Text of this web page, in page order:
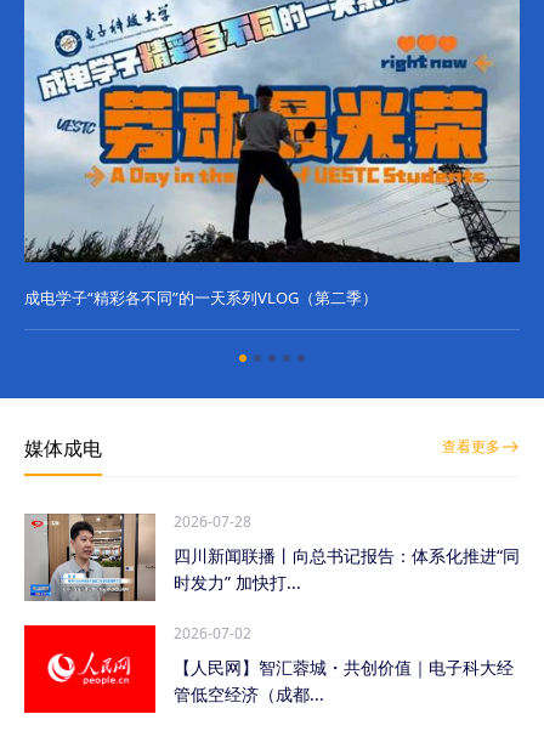
成电学子“精彩各不同”的一天系列VLOG（第二季）
媒体成电 查看更多
2026-07-28
四川新闻联播丨向总书记报告：体系化推进“同
时发力” 加快打...
2026-07-02
【人民网】智汇蓉城・共创价值｜电子科大经
管低空经济（成都...